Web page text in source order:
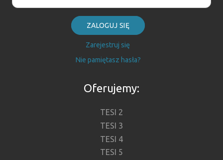
ZALOGUJ SIĘ
Zarejestruj się
Nie pamiętasz hasła?
Oferujemy:
TESI 2
TESI 3
TESI 4
TESI 5